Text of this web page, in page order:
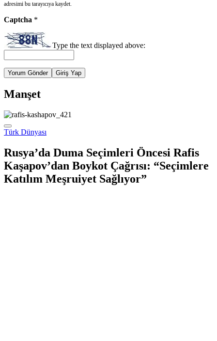
adresimi bu tarayıcıya kaydet.
Captcha *
Type the text displayed above:
Yorum Gönder Giriş Yap
Manşet
Türk Dünyası
Rusya’da Duma Seçimleri Öncesi Rafis
Kaşapov’dan Boykot Çağrısı: “Seçimlere
Katılım Meşruiyet Sağlıyor”